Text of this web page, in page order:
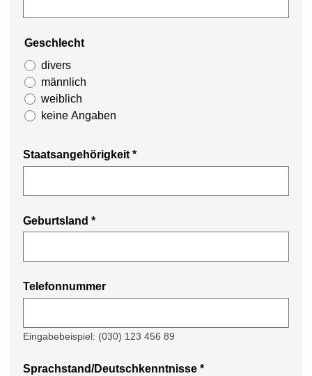
Geschlecht
divers
männlich
weiblich
keine Angaben
Staatsangehörigkeit*
Geburtsland *
Telefonnummer
Eingabebeispiel: (030) 123 456 89
Sprachstand/Deutschkenntnisse *